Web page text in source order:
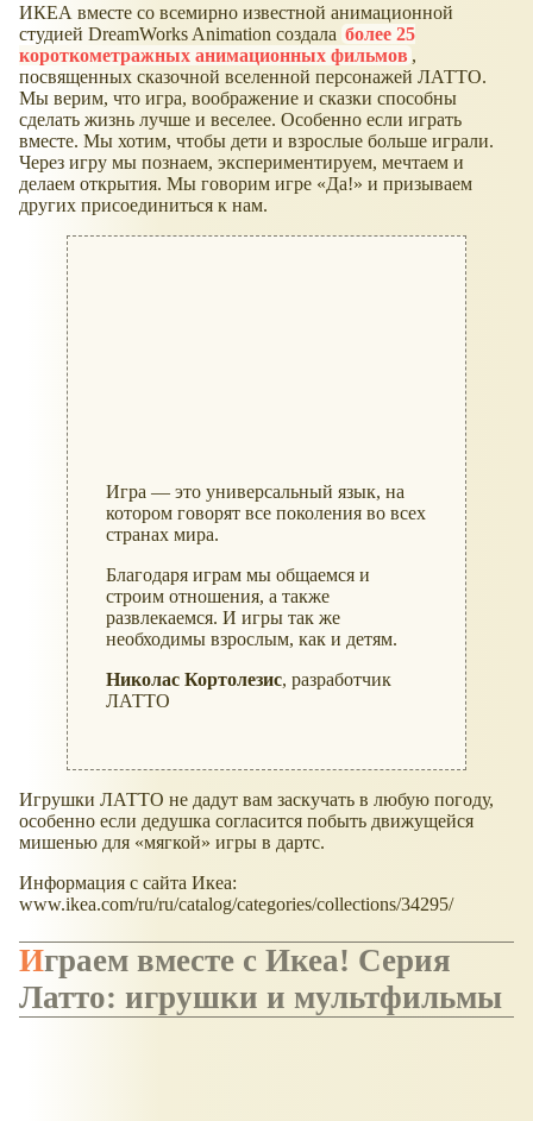
ИКЕА вместе со всемирно известной анимационной
студией DreamWorks Animation создала более 25
короткометражных анимационных фильмов ,
посвященных сказочной вселенной персонажей ЛАТТО.
Мы верим, что игра, воображение и сказки способны
сделать жизнь лучше и веселее. Особенно если играть
вместе. Мы хотим, чтобы дети и взрослые больше играли.
Через игру мы познаем, экспериментируем, мечтаем и
делаем открытия. Мы говорим игре «Да!» и призываем
других присоединиться к нам.
Игра — это универсальный язык, на
котором говорят все поколения во всех
странах мира.
Благодаря играм мы общаемся и
строим отношения, а также
развлекаемся. И игры так же
необходимы взрослым, как и детям.
Николас Кортолезис, разработчик
ЛАТТО
Игрушки ЛАТТО не дадут вам заскучать в любую погоду,
особенно если дедушка согласится побыть движущейся
мишенью для «мягкой» игры в дартс.
Информация с сайта Икеа:
www.ikea.com/ru/ru/catalog/categories/collections/34295/
Играем вместе с Икеа! Серия
Латто: игрушки и мультфильмы